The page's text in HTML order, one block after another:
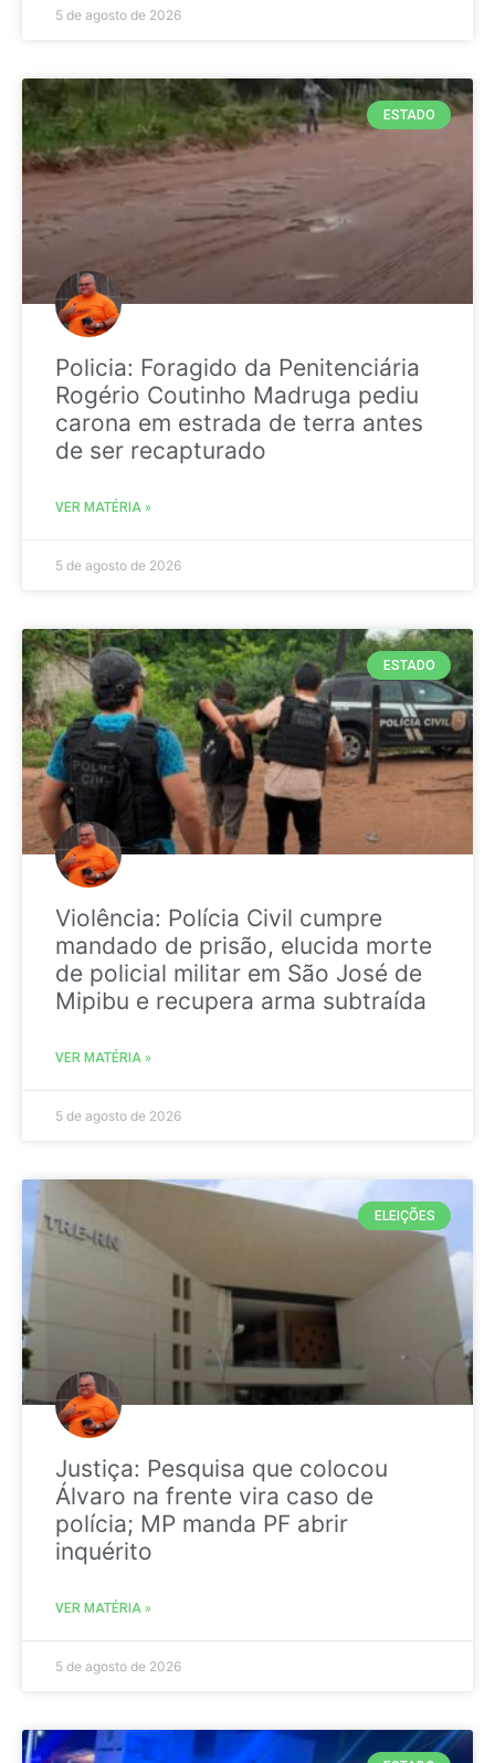
5 de agosto de 2026
ESTADO
Policia: Foragido da Penitenciária
Rogério Coutinho Madruga pediu
carona em estrada de terra antes
de ser recapturado
VER MATÉRIA »
5 de agosto de 2026
ESTADO
Violência: Polícia Civil cumpre
mandado de prisão, elucida morte
de policial militar em São José de
Mipibu e recupera arma subtraída
VER MATÉRIA »
5 de agosto de 2026
ELEIÇÕES
Justiça: Pesquisa que colocou
Álvaro na frente vira caso de
polícia; MP manda PF abrir
inquérito
VER MATÉRIA »
5 de agosto de 2026